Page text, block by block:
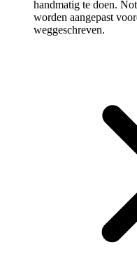
handmatig te doen.
worden aangepast
weggeschreven.